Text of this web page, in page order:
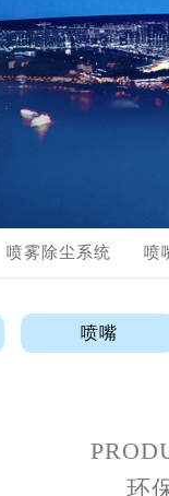
枪
卷盘箱
系统
路配件
常见问题
喷雾除尘系统 喷
喷嘴
环